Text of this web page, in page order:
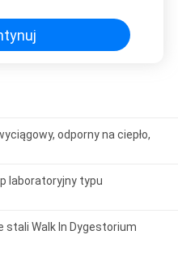
odporny na ciepło,
laboratoryjny typu
stali Walk In Dygestorium